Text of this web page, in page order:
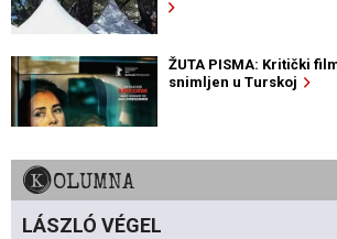
ŽUTA PISMA: Kritički
snimljen u Turskoj
KOLUMNA
LÁSZLÓ VÉGEL